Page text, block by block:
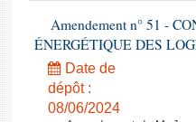
Amendement n° 51 -
ÉNERGÉTIQUE DES
Date de
dépôt :
08/06/2024